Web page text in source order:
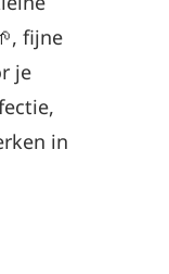
fijne
je
in